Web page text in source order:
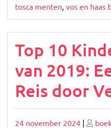
tosca menten vos en haas
Top 10
van 2019:
Reis door
Geplaatst
24 november 2024 |